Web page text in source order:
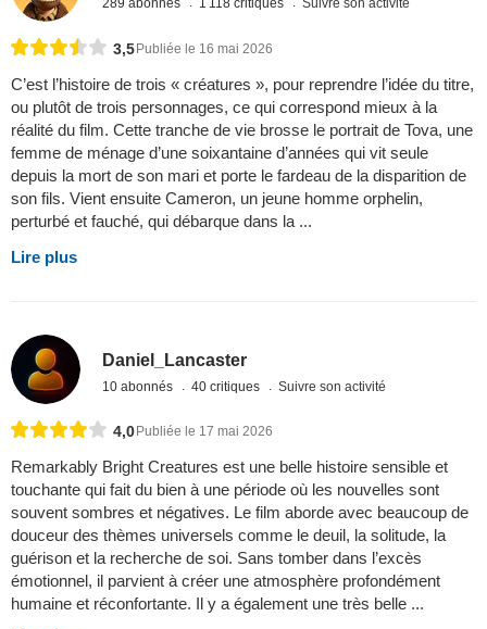
289 abonnés 1 118 critiques Suivre son activité
3,5 Publiée le 16 mai 2026
C’est l’histoire de trois « créatures », pour reprendre l’idée du titre,
ou plutôt de trois personnages, ce qui correspond mieux à la
réalité du film. Cette tranche de vie brosse le portrait de Tova, une
femme de ménage d’une soixantaine d’années qui vit seule
depuis la mort de son mari et porte le fardeau de la disparition de
son fils. Vient ensuite Cameron, un jeune homme orphelin,
perturbé et fauché, qui débarque dans la ...
Lire plus
Daniel_Lancaster
10 abonnés 40 critiques Suivre son activité
4,0 Publiée le 17 mai 2026
Remarkably Bright Creatures est une belle histoire sensible et
touchante qui fait du bien à une période où les nouvelles sont
souvent sombres et négatives. Le film aborde avec beaucoup de
douceur des thèmes universels comme le deuil, la solitude, la
guérison et la recherche de soi. Sans tomber dans l’excès
émotionnel, il parvient à créer une atmosphère profondément
humaine et réconfortante. Il y a également une très belle ...